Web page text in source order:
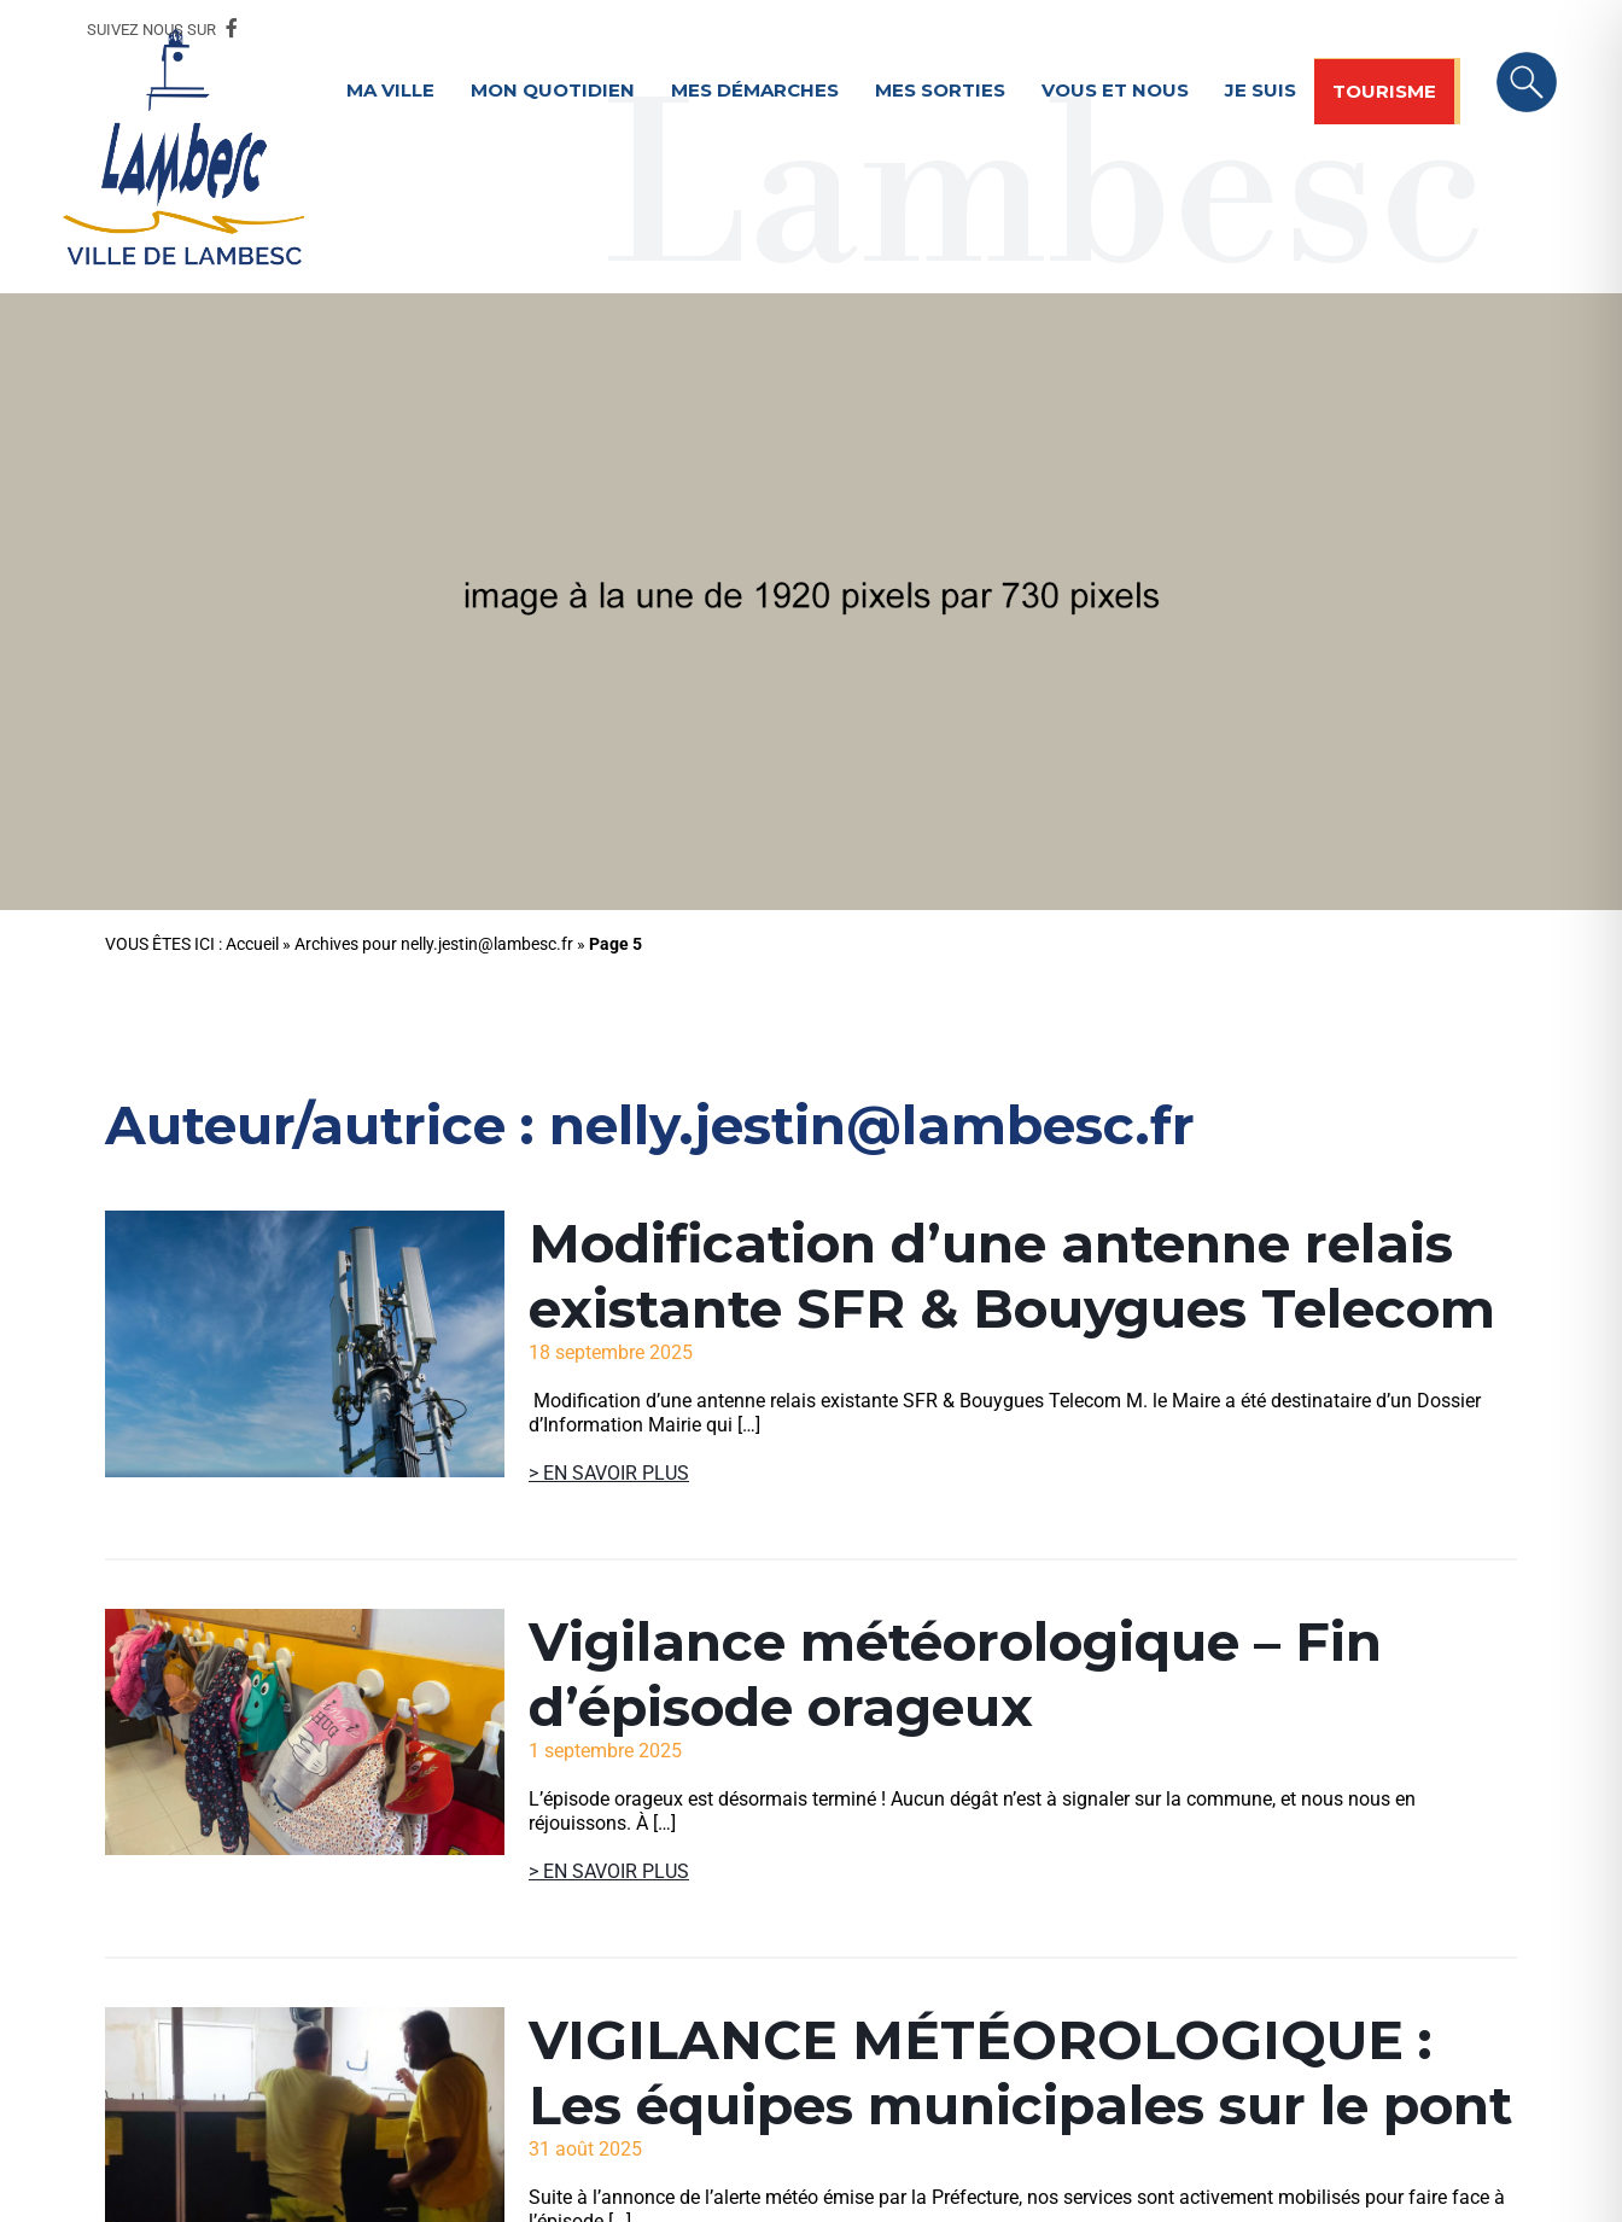
SUIVEZ NOUS SUR
MA VILLE MON QUOTIDIEN MES DÉMARCHES MES SORTIES VOUS ET NOUS JE SUIS TOURISME
VOUS ÊTES ICI :Accueil » Archives pour nelly.jestin@lambesc.fr » Page 5
Auteur/autrice : nelly.jestin@lambesc.fr
Modification d’une antenne relais
existante SFR & Bouygues Telecom
18 septembre 2025
Modification d’une antenne relais existante SFR & Bouygues Telecom M. le Maire a été destinataire d’un Dossier
d’Information Mairie qui […]
> EN SAVOIR PLUS
Vigilance météorologique – Fin
d’épisode orageux
1 septembre 2025
L’épisode orageux est désormais terminé ! Aucun dégât n’est à signaler sur la commune, et nous nous en
réjouissons. À […]
> EN SAVOIR PLUS
VIGILANCE MÉTÉOROLOGIQUE :
Les équipes municipales sur le pont
31 août 2025
Suite à l’annonce de l’alerte météo émise par la Préfecture, nos services sont activement mobilisés pour faire face à